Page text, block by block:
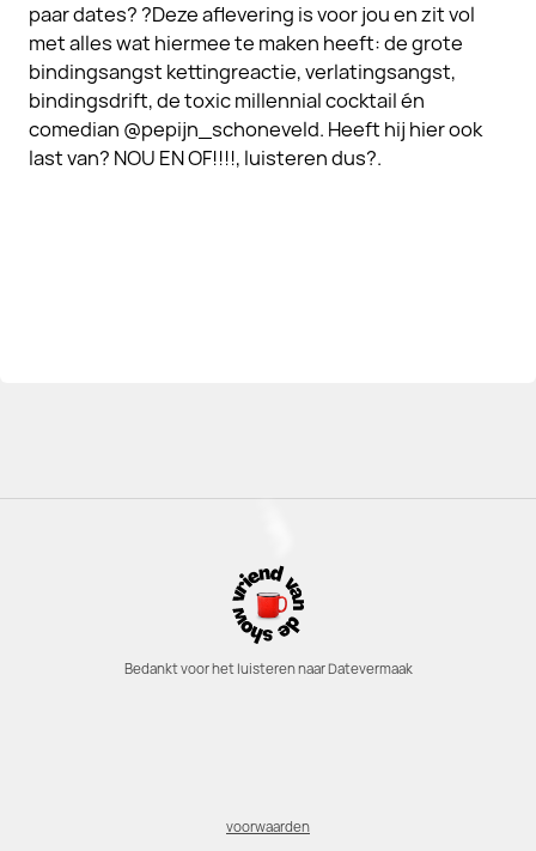
paar dates? ?Deze aflevering is voor jou en zit vol
met alles wat hiermee te maken heeft: de grote
bindingsangst kettingreactie, verlatingsangst,
bindingsdrift, de toxic millennial cocktail én
comedian @pepijn_schoneveld. Heeft hij hier ook
last van? NOU EN OF!!!!, luisteren dus?.
Bedankt voor het luisteren naar Datevermaak
voorwaarden